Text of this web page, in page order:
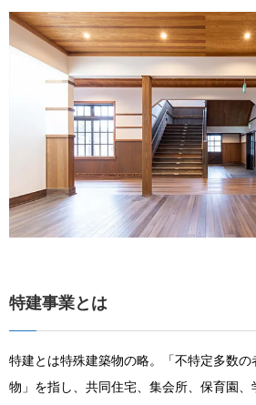
特建事業とは
特建とは特殊建築物の略。「不特定多数
物」を指し、共同住宅、集会所、保育園